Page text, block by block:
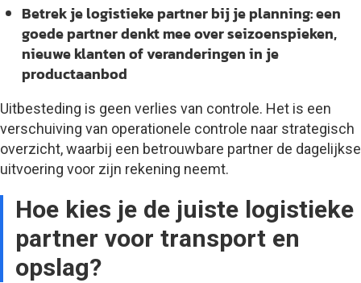
Betrek je logistieke partner bij je planning: een
goede partner denkt mee over seizoenspieken,
nieuwe klanten of veranderingen in je
productaanbod
Uitbesteding is geen verlies van controle. Het is een
verschuiving van operationele controle naar strategisch
overzicht, waarbij een betrouwbare partner de dagelijkse
uitvoering voor zijn rekening neemt.
Hoe kies je de juiste logistieke
partner voor transport en
opslag?